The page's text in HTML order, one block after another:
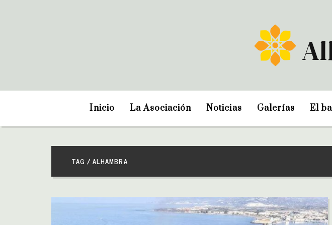
Inicio La Asociación Noticias Galerías El
TAG / ALHAMBRA